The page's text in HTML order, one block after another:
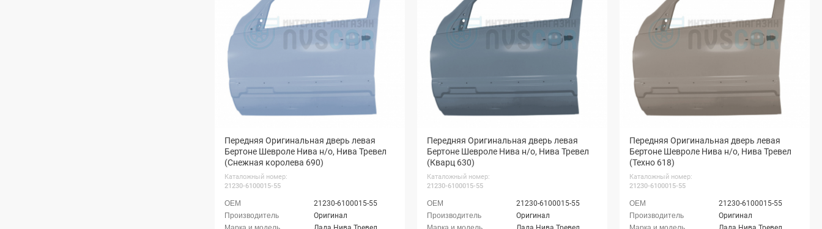
Передняя Оригинальная дверь левая
Бертоне Шевроле Нива н/о, Нива Тревел
(Снежная королева 690)
Каталожный номер:
21230-6100015-55
21230-6100015-55
Оригинал
Передняя Оригинальная дверь левая
Бертоне Шевроле Нива н/о, Нива Тревел
(Кварц 630)
Каталожный номер:
21230-6100015-55
21230-6100015-55
Оригинал
Передняя Оригинальная дверь левая
Бертоне Шевроле Нива н/о, Нива Тревел
(Техно 618)
Каталожный номер:
21230-6100015-55
21230-6100015-55
Оригинал